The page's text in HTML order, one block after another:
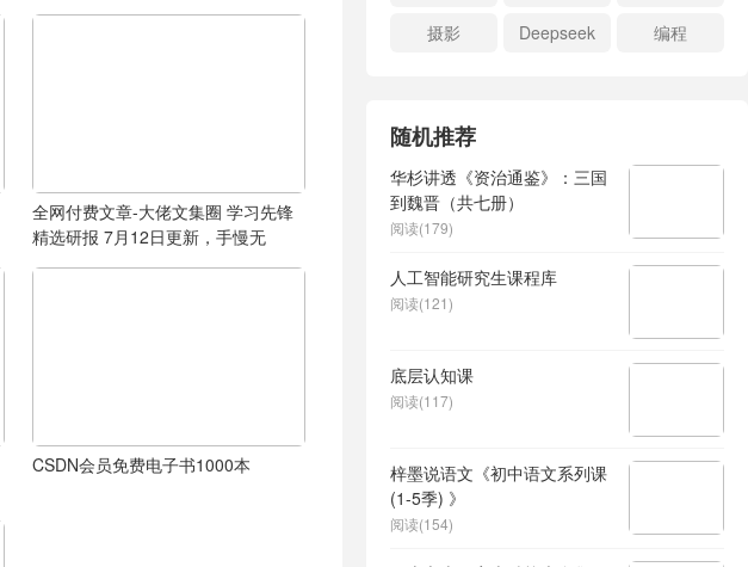
全网付费文章-大佬文集圈 学习先锋
精选研报 7月12日更新，手慢无
CSDN会员免费电子书1000本
摄影
Deepseek 编程
随机推荐
华杉讲透《资治通鉴》：三国
到魏晋（共七册）
阅读(179)
人工智能研究生课程库
阅读(121)
底层认知课
阅读(117)
梓墨说语文《初中语文系列课
(1-5季) 》
阅读(154)